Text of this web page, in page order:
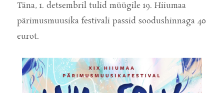
Täna, 1. detsembril tulid müügile 19. Hiiumaa
pärimusmuusika festivali passid soodushinnaga 40
eurot.